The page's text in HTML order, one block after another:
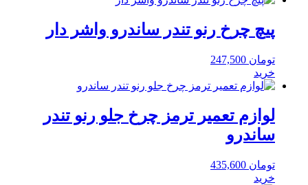
پیچ چرخ رنو تندر ساندرو واشر دار
تومان
خرید
لوازم تعمیر ترمز چرخ جلو رنو تندر
ساندرو
تومان
خرید